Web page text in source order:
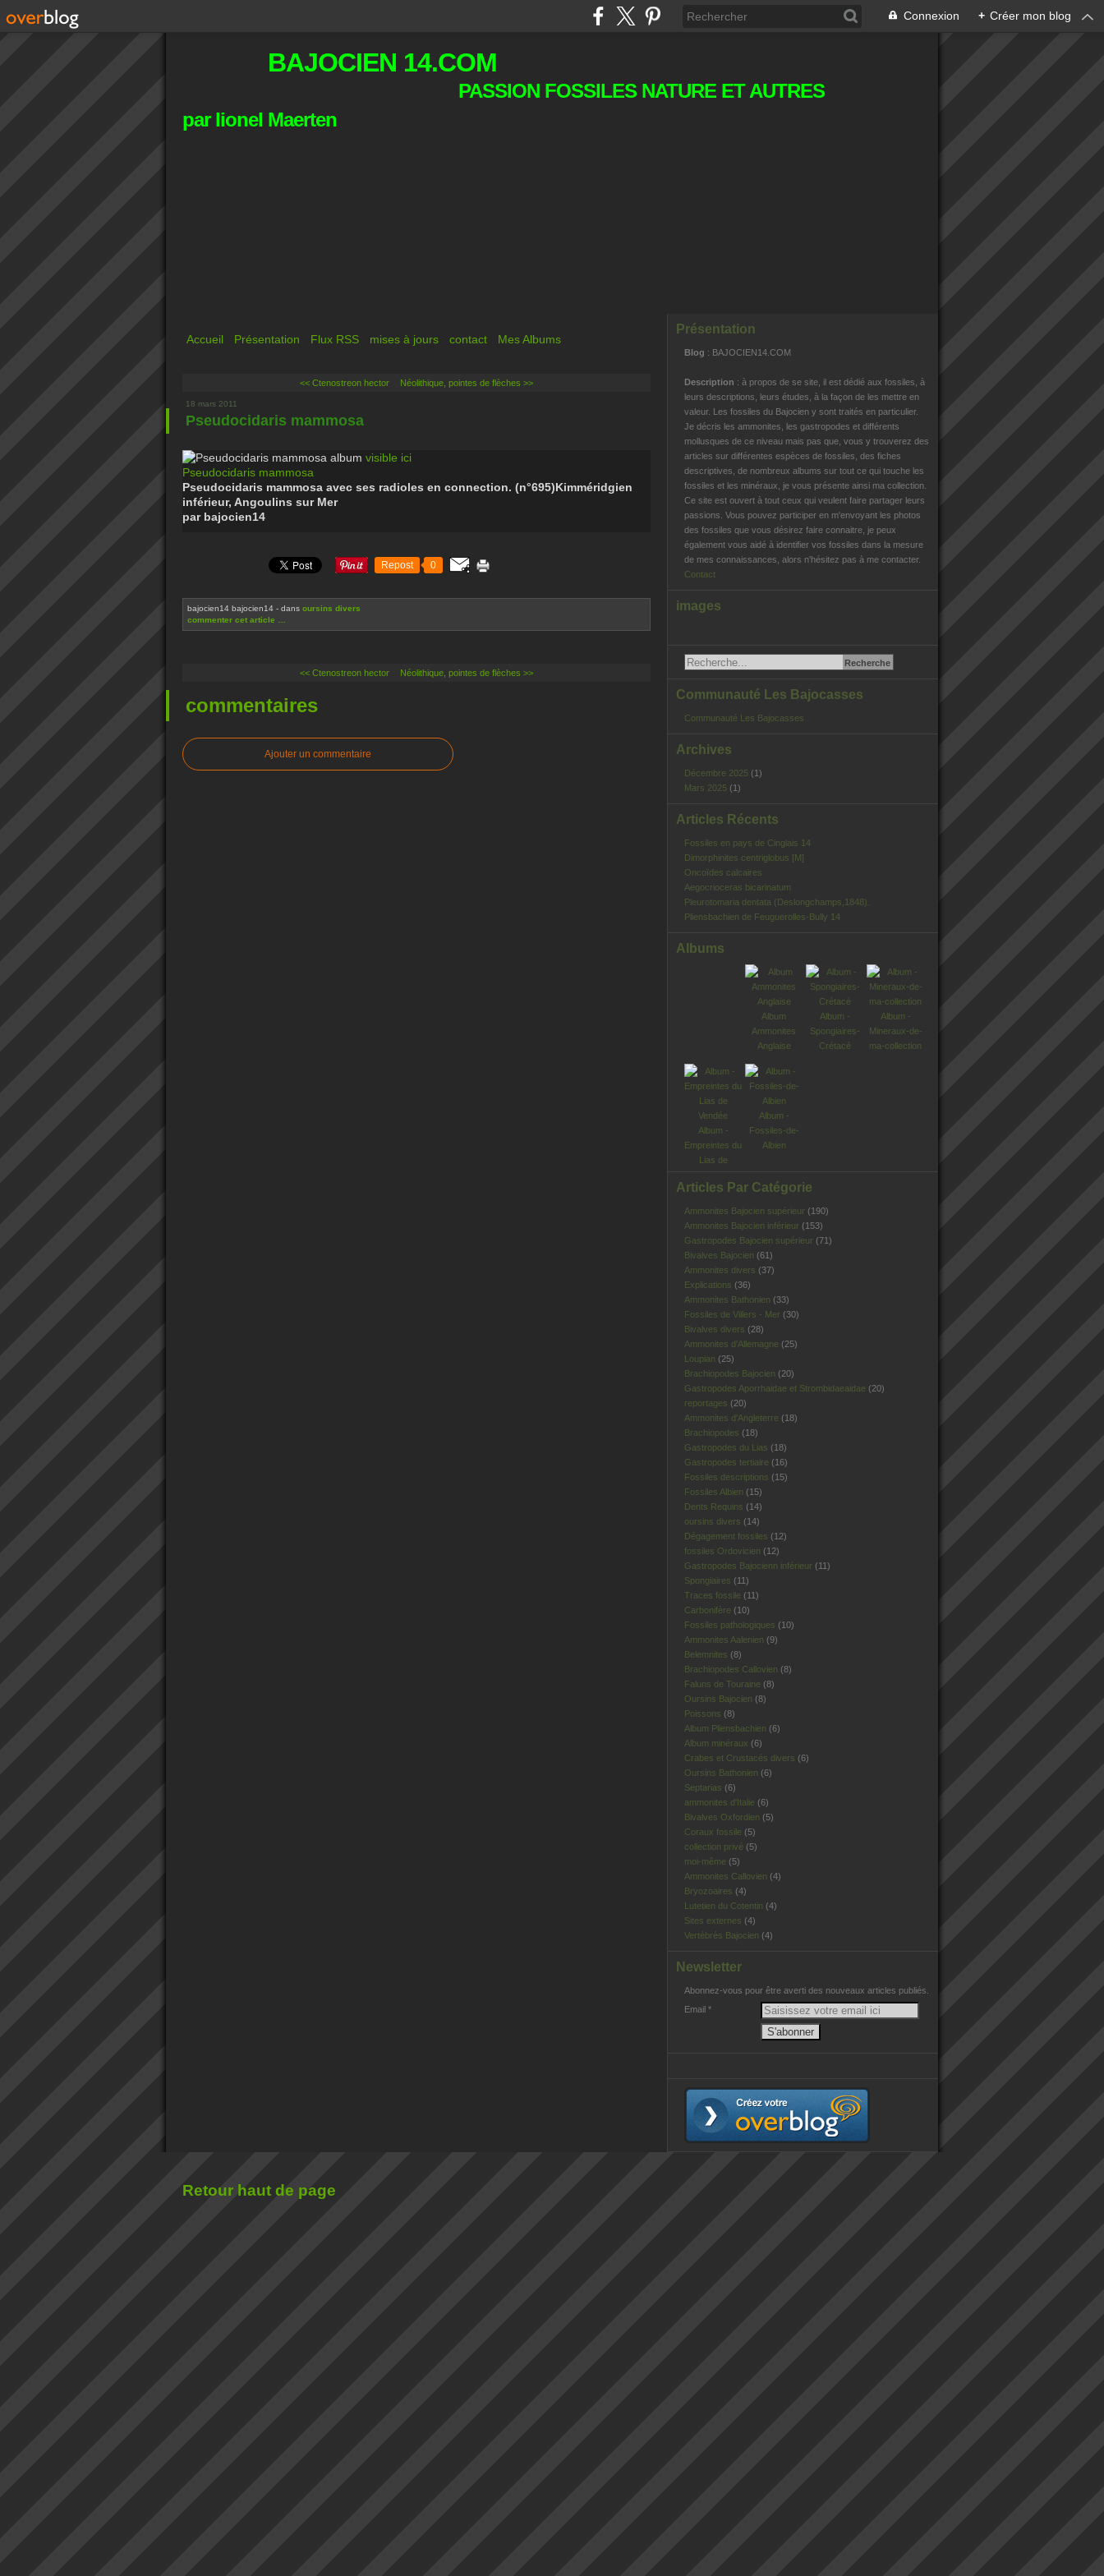
Connexion + Créer mon blog
BAJOCIEN 14.COM
PASSION FOSSILES NATURE ET AUTRES
par lionel Maerten
Accueil Présentation Flux RSS mises à jours contact Mes Albums
<< Ctenostreon hector Néolithique, pointes de flèches >>
18 mars 2011
Pseudocidaris mammosa
album visible ici
Pseudocidaris mammosa
Pseudocidaris mammosa avec ses radioles en connection. (n°695)Kimméridgien
inférieur, Angoulins sur Mer
par bajocien14
Repost 0
bajocien14 bajocien14 - dans oursins divers
commenter cet article
<< Ctenostreon hector Néolithique, pointes de flèches >>
commentaires
Ajouter un commentaire
Présentation
Blog : BAJOCIEN14.COM
Description : à propos de se site, il est dédié aux fossiles, à
leurs descriptions, leurs études, à la façon de les mettre en
valeur. Les fossiles du Bajocien y sont traités en particulier.
Je décris les ammonites, les gastropodes et différents
mollusques de ce niveau mais pas que, vous y trouverez des
articles sur différentes espèces de fossiles, des fiches
descriptives, de nombreux albums sur tout ce qui touche les
fossiles et les minéraux, je vous présente ainsi ma collection.
Ce site est ouvert à tout ceux qui veulent faire partager leurs
passions. Vous pouvez participer en m'envoyant les photos
des fossiles que vous désirez faire connaitre, je peux
également vous aidé à identifier vos fossiles dans la mesure
de mes connaissances, alors n'hésitez pas à me contacter.
Contact
images
Communauté Les Bajocasses
Communauté Les Bajocasses
Archives
Décembre 2025 (1)
Mars 2025 (1)
Articles Récents
Fossiles en pays de Cinglais 14
Dimorphinites centriglobus [M]
Oncoïdes calcaires
Aegocrioceras bicarinatum
Pleurotomaria dentata (Deslongchamps,1848).
Pliensbachien de Feuguerolles-Bully 14
Albums
Album
Ammonites
Anglaise
Album -
Spongiaires-
Crétacé
Album -
Mineraux-de-
ma-collection
Album -
Empreintes du
Lias de
Album -
Fossiles-de-
Albien
Articles Par Catégorie
Ammonites Bajocien supérieur (190)
Ammonites Bajocien inférieur (153)
Gastropodes Bajocien supérieur (71)
Bivalves Bajocien (61)
Ammonites divers (37)
Explications (36)
Ammonites Bathonien (33)
Fossiles de Villers - Mer (30)
Bivalves divers (28)
Ammonites d'Allemagne (25)
Loupian (25)
Brachiopodes Bajocien (20)
Gastropodes Aporrhaidae et Strombidaeaidae (20)
reportages (20)
Ammonites d'Angleterre (18)
Brachiopodes (18)
Gastropodes du Lias (18)
Gastropodes tertiaire (16)
Fossiles descriptions (15)
Fossiles Albien (15)
Dents Requins (14)
oursins divers (14)
Dégagement fossiles (12)
fossiles Ordovicien (12)
Gastropodes Bajocienn inférieur (11)
Spongiaires (11)
Traces fossile (11)
Carbonifère (10)
Fossiles pathologiques (10)
Ammonites Aalenien (9)
Belemnites (8)
Brachiopodes Callovien (8)
Faluns de Touraine (8)
Oursins Bajocien (8)
Poissons (8)
Album Pliensbachien (6)
Album minéraux (6)
Crabes et Crustacés divers (6)
Oursins Bathonien (6)
Septarias (6)
ammonites d'Italie (6)
Bivalves Oxfordien (5)
Coraux fossile (5)
collection privé (5)
moi-même (5)
Ammonites Callovien (4)
Bryozoaires (4)
Lutetien du Cotentin (4)
Sites externes (4)
Vertébrés Bajocien (4)
Newsletter
Abonnez-vous pour être averti des nouveaux articles publiés.
Email
Retour haut de page